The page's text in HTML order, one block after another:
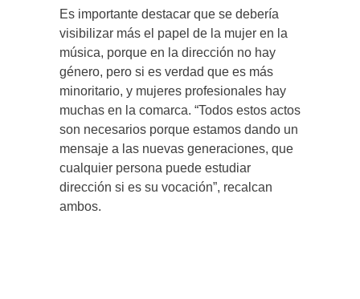
Es importante destacar que se debería
visibilizar más el papel de la mujer en la
música, porque en la dirección no hay
género, pero si es verdad que es más
minoritario, y mujeres profesionales hay
muchas en la comarca. “Todos estos actos
son necesarios porque estamos dando un
mensaje a las nuevas generaciones, que
cualquier persona puede estudiar
dirección si es su vocación”, recalcan
ambos.